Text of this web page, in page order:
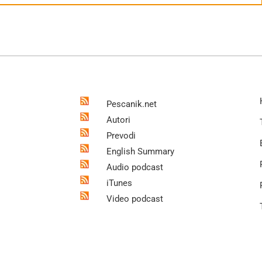
Pescanik.net
Autori
Prevodi
English Summary
Audio podcast
iTunes
Video podcast